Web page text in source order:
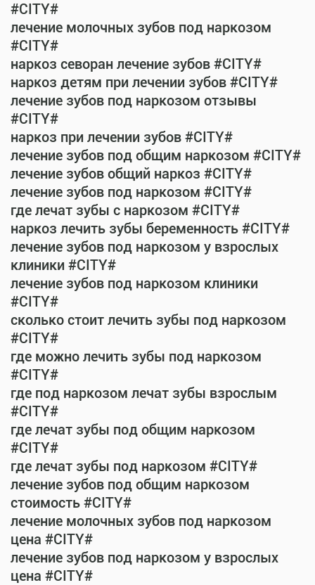
#CITY#
лечение молочных зубов под наркозом
#CITY#
наркоз севоран лечение зубов #CITY#
наркоз детям при лечении зубов #CITY#
лечение зубов под наркозом отзывы
#CITY#
наркоз при лечении зубов #CITY#
лечение зубов под общим наркозом #CITY#
лечение зубов общий наркоз #CITY#
лечение зубов под наркозом #CITY#
где лечат зубы с наркозом #CITY#
наркоз лечить зубы беременность #CITY#
лечение зубов под наркозом у взрослых
клиники #CITY#
лечение зубов под наркозом клиники
#CITY#
сколько стоит лечить зубы под наркозом
#CITY#
где можно лечить зубы под наркозом
#CITY#
где под наркозом лечат зубы взрослым
#CITY#
где лечат зубы под общим наркозом
#CITY#
где лечат зубы под наркозом #CITY#
лечение зубов под общим наркозом
стоимость #CITY#
лечение молочных зубов под наркозом
цена #CITY#
лечение зубов под наркозом у взрослых
цена #CITY#